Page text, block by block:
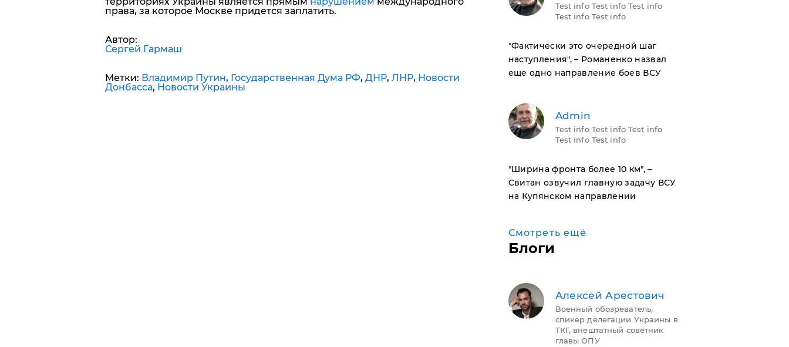
права, за которое Москве придется заплатить.
Автор:
Сергей Гармаш
Метки: Владимир Путин, Государственная Дума РФ, ДНР, ЛНР, Новости
Донбасса, Новости Украины
Test info Test info Test info
Test info Test info
​"Фактически это очередной шаг
наступления", – Романенко назвал
еще одно направление боев ВСУ
Admin
Test info Test info Test info
Test info Test info
​"Ширина фронта более 10 км", –
Свитан озвучил главную задачу ВСУ
на Купянском направлении
Смотреть ещё
Блоги
Алексей Арестович
Военный обозреватель,
спикер делегации Украины в
ТКГ, внештатный советник
главы ОПУ